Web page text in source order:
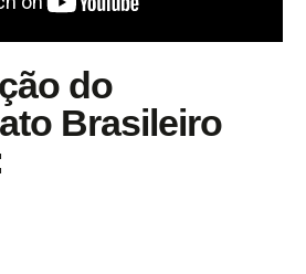
do
Brasileiro